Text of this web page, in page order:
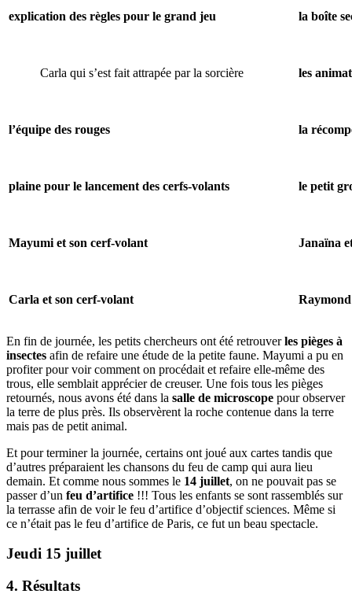
explication des règles pour le grand jeu la boîte
Carla qui s’est fait attrapée par la sorcière les
l’équipe des rouges la
plaine pour le lancement des cerfs-volants le petit
Mayumi et son cerf-volant Janaïna
Carla et son cerf-volant
En fin de journée, les petits chercheurs ont été retrouverles pièges à
insectes afin de refaire une étude de la petite faune. Mayumi a pu en
profiter pour voir comment on procédait et refaire elle-même des
trous, elle semblait apprécier de creuser. Une fois tous les pièges
retournés, nous avons été dans la salle de microscope pour observer
la terre de plus près. Ils observèrent la roche contenue dans la terre
mais pas de petit animal.
Et pour terminer la journée, certains ont joué aux cartes tandis que
d’autres préparaient les chansons du feu de camp qui aura lieu
demain. Et comme nous sommes le 14 juillet, on ne pouvait pas se
passer d’un feu d’artifice !!! Tous les enfants se sont rassemblés sur
la terrasse afin de voir le feu d’artifice d’objectif sciences. Même si
ce n’était pas le feu d’artifice de Paris, ce fut un beau spectacle.
Jeudi 15 juillet
4. Résultats